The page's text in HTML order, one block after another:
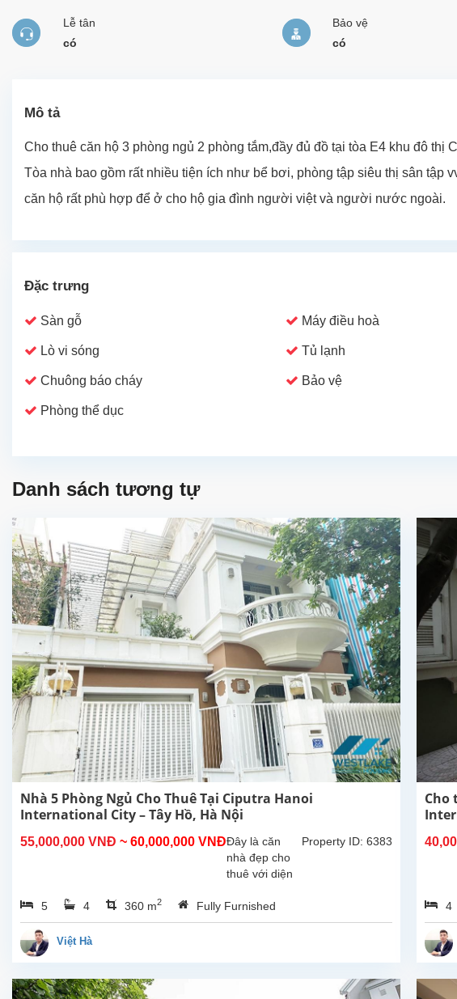
Lễ tân
có
Bảo vệ
có
Mô tả
Cho thuê căn hộ 3 phòng ngủ 2 phòng tắm,đầy đủ đồ tại tòa E4 khu đô thị
Tòa nhà bao gồm rất nhiều tiện ích như bể bơi, phòng tập siêu thị sân tập
căn hộ rất phù hợp để ở cho hộ gia đình người việt và người nước ngoài.
Đặc trưng
Sàn gỗ Máy điều hoà
Lò vi sóng Tủ lạnh
Chuông báo cháy Bảo vệ
Phòng thể dục
Danh sách tương tự
Nhà 5 Phòng Ngủ Cho Thuê Tại Ciputra Hanoi
International City – Tây Hồ, Hà Nội
55,000,000 VNĐ ~ 60,000,000 VNĐ Property ID: 6383
Đây là căn
nhà đẹp cho
thuê với diện
360m², tọa lạc
tại khu đô thị
5 4 360 m2 Fully Furnished
Việt Hà
Cho
4